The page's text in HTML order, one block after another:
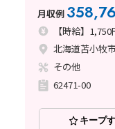
月収例
【時給】
北海道苫小牧
その他
62471-00
キープ